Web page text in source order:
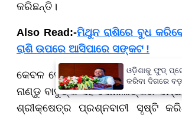
କରିଛନ୍ତି।
Also Read:-ମିଥୁନ ରାଶିରେ ବୁଧ
ରାଶି ଉପରେ ଆସିପାରେ ସଙ୍କଟ !
କେବଳ ସେତିକି ନୁହେଁ, ଯାତ୍ରା ସମ୍ରାଟ
ନାଣ୍ଡୁ ବାବୁଙ୍କ ସହ ସୋନାଲିଙ୍କର
ଶ୍ରୀକ୍ଷେତ୍ର ପ୍ରଶ୍ନବାଚୀ ସୃଷ୍ଟି
ଓଡ଼ିଶାକୁ ଫୁଡ୍
କରିବା ଦିଗରେ
ହଜାରରୁ ଅଧିକ